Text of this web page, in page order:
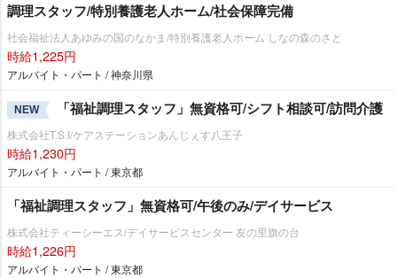
調理スタッフ/特別養護老人ホーム/社会保障完備
社会福祉法人あゆみの国のなかま/特別養護老人ホーム しなの森のさと
時給1,225円
アルバイト・パート / 神奈川県
NEW 「福祉調理スタッフ」無資格可/シフト相談可/訪問介護
株式会社T.S.I/ケアステーションあんじぇす八王子
時給1,230円
アルバイト・パート / 東京都
「福祉調理スタッフ」無資格可/午後のみ/デイサービス
株式会社ティーシーエス/デイサービスセンター 友の里旗の台
時給1,226円
アルバイト・パート / 東京都